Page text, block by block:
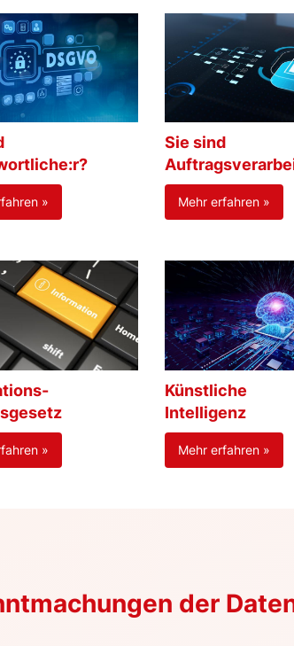
»
Sie sind
Mehr erfahren »
»
Künstliche
Intelligenz
Mehr erfahren »
der